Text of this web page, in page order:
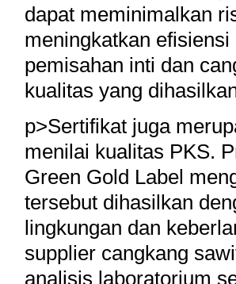
dapat meminimalkan
meningkatkan
pemisahan inti dan
kualitas yang
p>Sertifikat juga
menilai kualitas PKS.
Green Gold Label
tersebut dihasilkan
lingkungan dan
supplier cangkang
analisis laboratorium